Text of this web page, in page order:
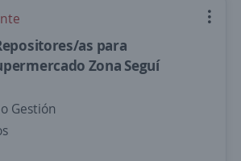
as para
Zona Seguí
Gestión